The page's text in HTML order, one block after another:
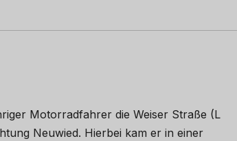
Motorradfahrer die Weiser Straße (L
Neuwied. Hierbei kam er in einer